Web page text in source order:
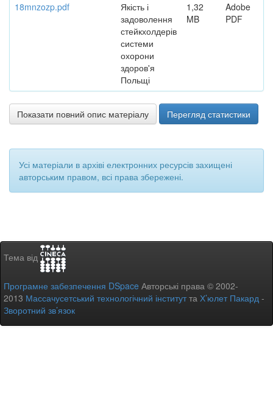
18mnzozp.pdf
Якість і
задоволення
стейкхолдерів
системи
охорони
здоров'я
Польщі
1,32
MB
Adobe
PDF
Показати повний опис матеріалу Перегляд статистики
Усі матеріали в архіві електронних ресурсів захищені
авторським правом, всі права збережені.
Тема від
Програмне забезпечення DSpace Авторські права © 2002-
2013 Массачусетський технологічний інститутта Х’юлет Пакард -
Зворотний зв’язок